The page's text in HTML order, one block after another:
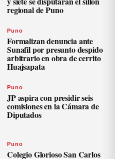
regional de Puno
Puno
Formalizan denuncia ante
Sunafil por presunto despido
arbitrario en obra de cerrito
Huajsapata
Puno
JP aspira con presidir seis
comisiones en la Cámara de
Diputados
Puno
Colegio Glorioso San Carlos